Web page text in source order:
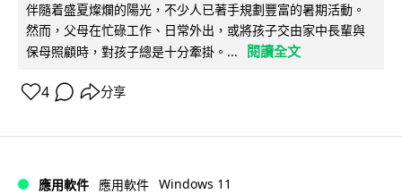
伴隨着盛夏燦爛的陽光，不少人已著手規劃豐富的暑期活動。
然而，父母在忙碌工作、日常外出，或將孩子交由家中長輩與
保母照顧時，對孩子總是十分牽掛。...
閱讀全文
4 分享
應用軟件 應用軟件 Windows 11